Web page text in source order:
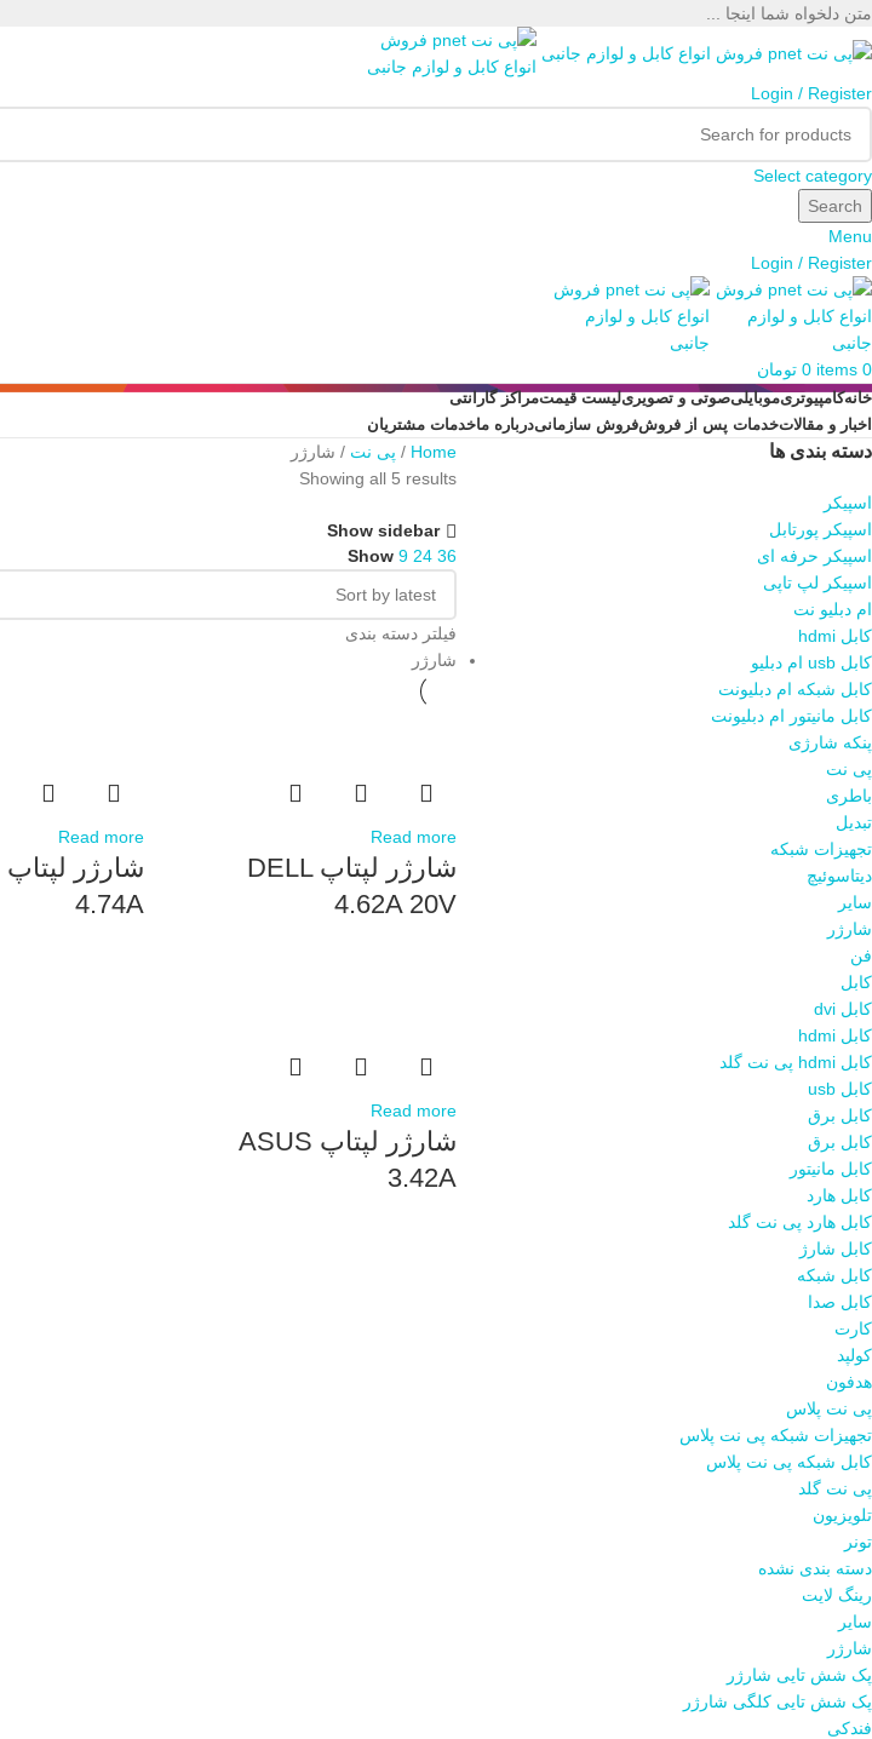
متن دلخواه شما اینجا ...
Login / Register
Select category
Search
Menu
Login / Register
0
items
0 تومان
خانهکامپیوتریموبایلیصوتی و تصویریلیست قیمتمراکز گارانتی
اخبار و مقالاتخدمات پس از فروشفروش سازمانیدرباره ماخدمات مشتریان
دسته بندی ها
اسپیکر
اسپیکر پورتابل
اسپیکر حرفه ای
اسپیکر لپ تاپی
ام دبلیو نت
کابل hdmi
کابل usb ام دبلیو
کابل شبکه ام دبلیونت
کابل مانیتور ام دبلیونت
پنکه شارژی
پی نت
باطری
تبدیل
تجهیزات شبکه
دیتاسوئیچ
سایر
شارژر
فن
کابل
کابل dvi
کابل hdmi
کابل hdmi پی نت گلد
کابل usb
کابل برق
کابل برق
کابل مانیتور
کابل هارد
کابل هارد پی نت گلد
کابل شارژ
کابل شبکه
کابل صدا
کارت
کولپد
هدفون
پی نت پلاس
تجهیزات شبکه پی نت پلاس
کابل شبکه پی نت پلاس
پی نت گلد
تلویزیون
تونر
دسته بندی نشده
رینگ لایت
سایر
شارژر
پک شش تایی شارژر
پک شش تایی کلگی شارژر
فندکی
Home پی نت شارژر
Showing all 5 results
Show sidebar
Show 9 24 36
فیلتر دسته بندی
شارژر
Read more
شارژر لپتاپ DELL
4.62A 20V
Read more
4.74A
Read more
شارژر لپتاپ ASUS
3.42A